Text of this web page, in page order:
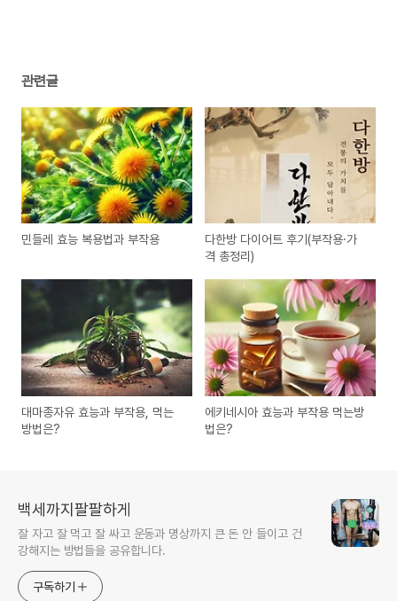
관련글
민들레 효능 복용법과 부작용
다한방 다이어트 후기(부작용·가
격 총정리)
대마종자유 효능과 부작용, 먹는
방법은?
에키네시아 효능과 부작용 먹는방
법은?
백세까지팔팔하게
잘 자고 잘 먹고 잘 싸고 운동과 명상까지 큰 돈 안 들이고 건
강해지는 방법들을 공유합니다.
구독하기